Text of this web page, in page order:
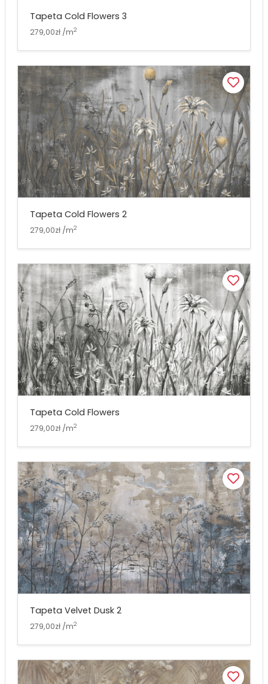
Tapeta Cold Flowers 3
279,00zł /m2
Tapeta Cold Flowers 2
279,00zł /m2
Tapeta Cold Flowers
279,00zł /m2
Tapeta Velvet Dusk 2
279,00zł /m2